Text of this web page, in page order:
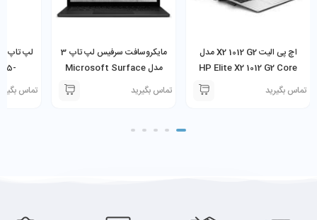
اچ پی الیت X2 1012 G2 مدل
HP Elite X2 1012 G2 Core
i7-7600U 16GB Ram 256GB
SSD همراه با کیبورد
تماس بگیرید
مایکروسافت سرفیس لپ تاپ 3
مدل Microsoft Surface
Laptop 3 Core i5-1035G7
8GB 256GB SSD
تماس بگیرید تماس